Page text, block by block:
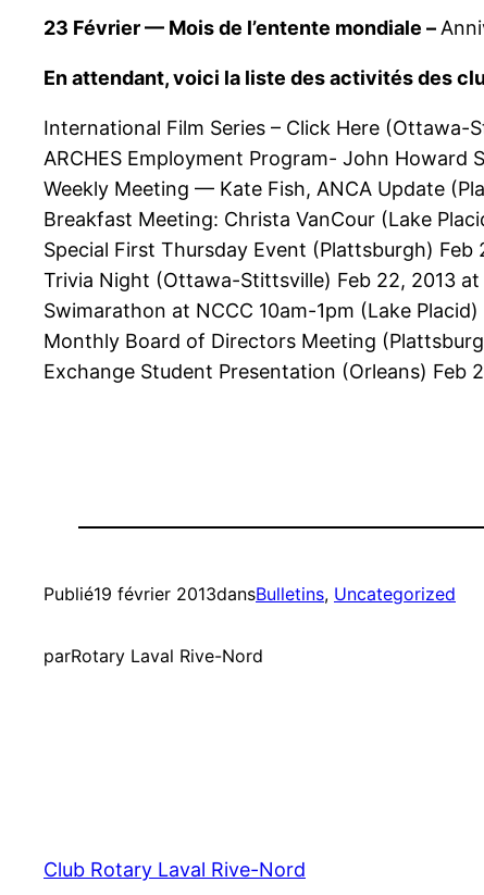
23 Février — Mois de l’entente mondiale –
En attendant, voici la liste des activités des
International Film Series – Click Here (Ottawa-
ARCHES Employment Program- John Howard
Weekly Meeting — Kate Fish, ANCA Update
Breakfast Meeting: Christa VanCour (Lake
Special First Thursday Event (Plattsburgh) Feb
Trivia Night (Ottawa-Stittsville) Feb 22, 2013
Swimarathon at NCCC 10am-1pm (Lake Placid)
Monthly Board of Directors Meeting
Exchange Student Presentation (Orleans) Feb
Publié19 février 2013dansBulletins, Uncategorized
parRotary Laval Rive-Nord
Club Rotary Laval Rive-Nord